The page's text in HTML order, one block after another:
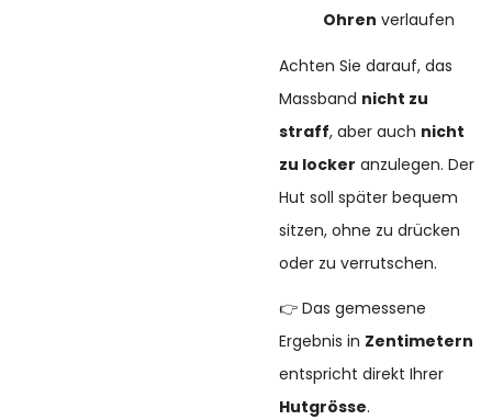
Ohren verlaufen
Achten Sie darauf, das
Massband nicht zu
straff, aber auch nicht
zu locker anzulegen. Der
Hut soll später bequem
sitzen, ohne zu drücken
oder zu verrutschen.
👉 Das gemessene
Ergebnis in Zentimetern
entspricht direkt Ihrer
Hutgrösse.